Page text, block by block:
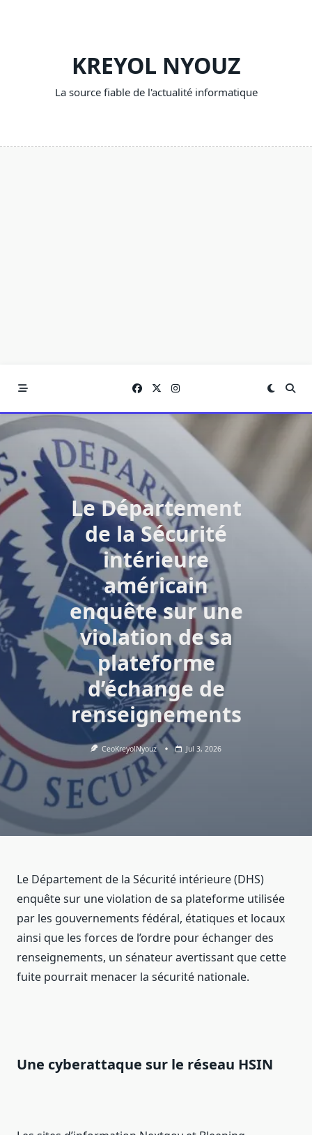
KREYOL NYOUZ
La source fiable de l'actualité informatique
Le Département
de la Sécurité
intérieure
américain
enquête sur une
violation de sa
plateforme
d’échange de
renseignements
CeoKreyolNyouz Jul 3, 2026
Le Département de la Sécurité intérieure (DHS)
enquête sur une violation de sa plateforme utilisée
par les gouvernements fédéral, étatiques et locaux
ainsi que les forces de l’ordre pour échanger des
renseignements, un sénateur avertissant que cette
fuite pourrait menacer la sécurité nationale.
Une cyberattaque sur le réseau HSIN